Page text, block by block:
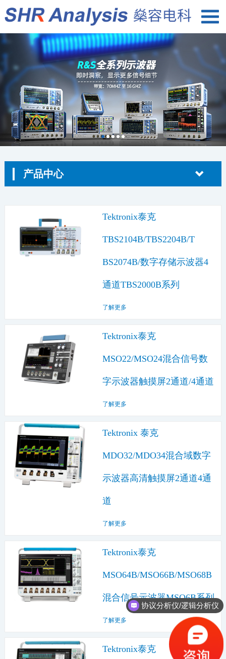
产品中心
Tektronix泰克
TBS2104B/TBS2204B/T​
BS2074B/数字存储示波器4
通道TBS2000B系列
了解更多
Tektronix泰克
MSO22/MSO24混合信号数
字示波器触摸屏2通道/4通道
了解更多
Tektronix 泰克
MDO32/MDO34混合域数字
示波器高清触摸屏2通道4通
道
了解更多
Tektronix泰克
MSO64B/MSO66B/MSO68B
混合信号示波器MSO6B系列
了解更多
Tektronix泰克
协议分析仪/逻辑分析仪